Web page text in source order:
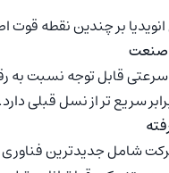
بر چندین نقطه قوت
صنعت
شامل جدیدترین فناوری